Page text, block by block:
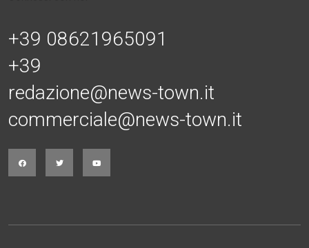
+39 08621965091
+39
redazione@news-town.it
commerciale@news-town.it